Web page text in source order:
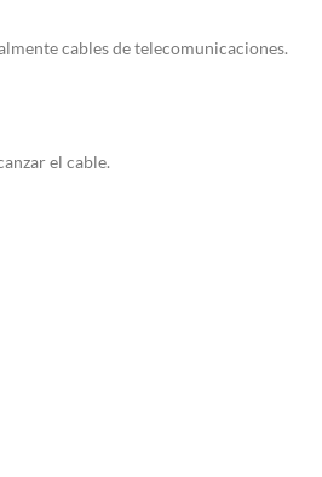
cables de telecomunicaciones.
el cable.